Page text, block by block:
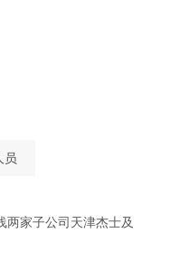
两家子公司天津杰士及
员